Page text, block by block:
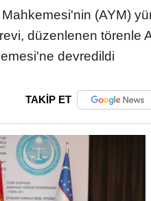
(AYM)
düzenlenen
devredildi
TAKİP ET